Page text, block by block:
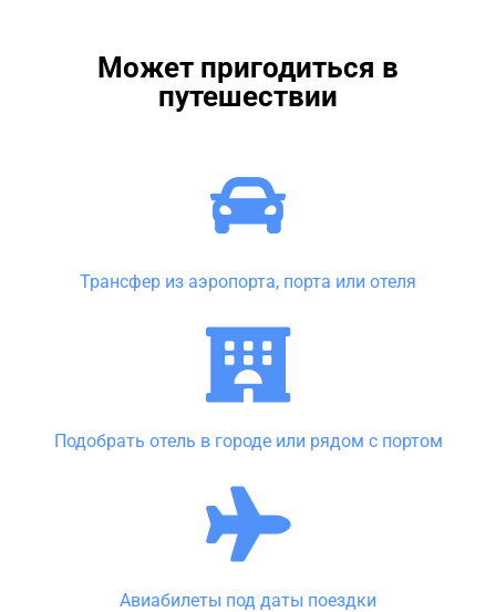
Может пригодиться в
путешествии
Трансфер из аэропорта, порта или отеля
Подобрать отель в городе или рядом с портом
Авиабилеты под даты поездки